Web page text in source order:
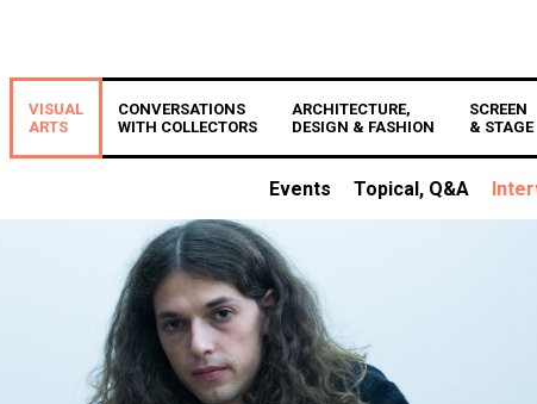
VISUAL
ARTS
CONVERSATIONS
WITH COLLECTORS
ARCHITECTURE,
DESIGN & FASHION
SCREEN
& STAGE
Events Topical, Q&A